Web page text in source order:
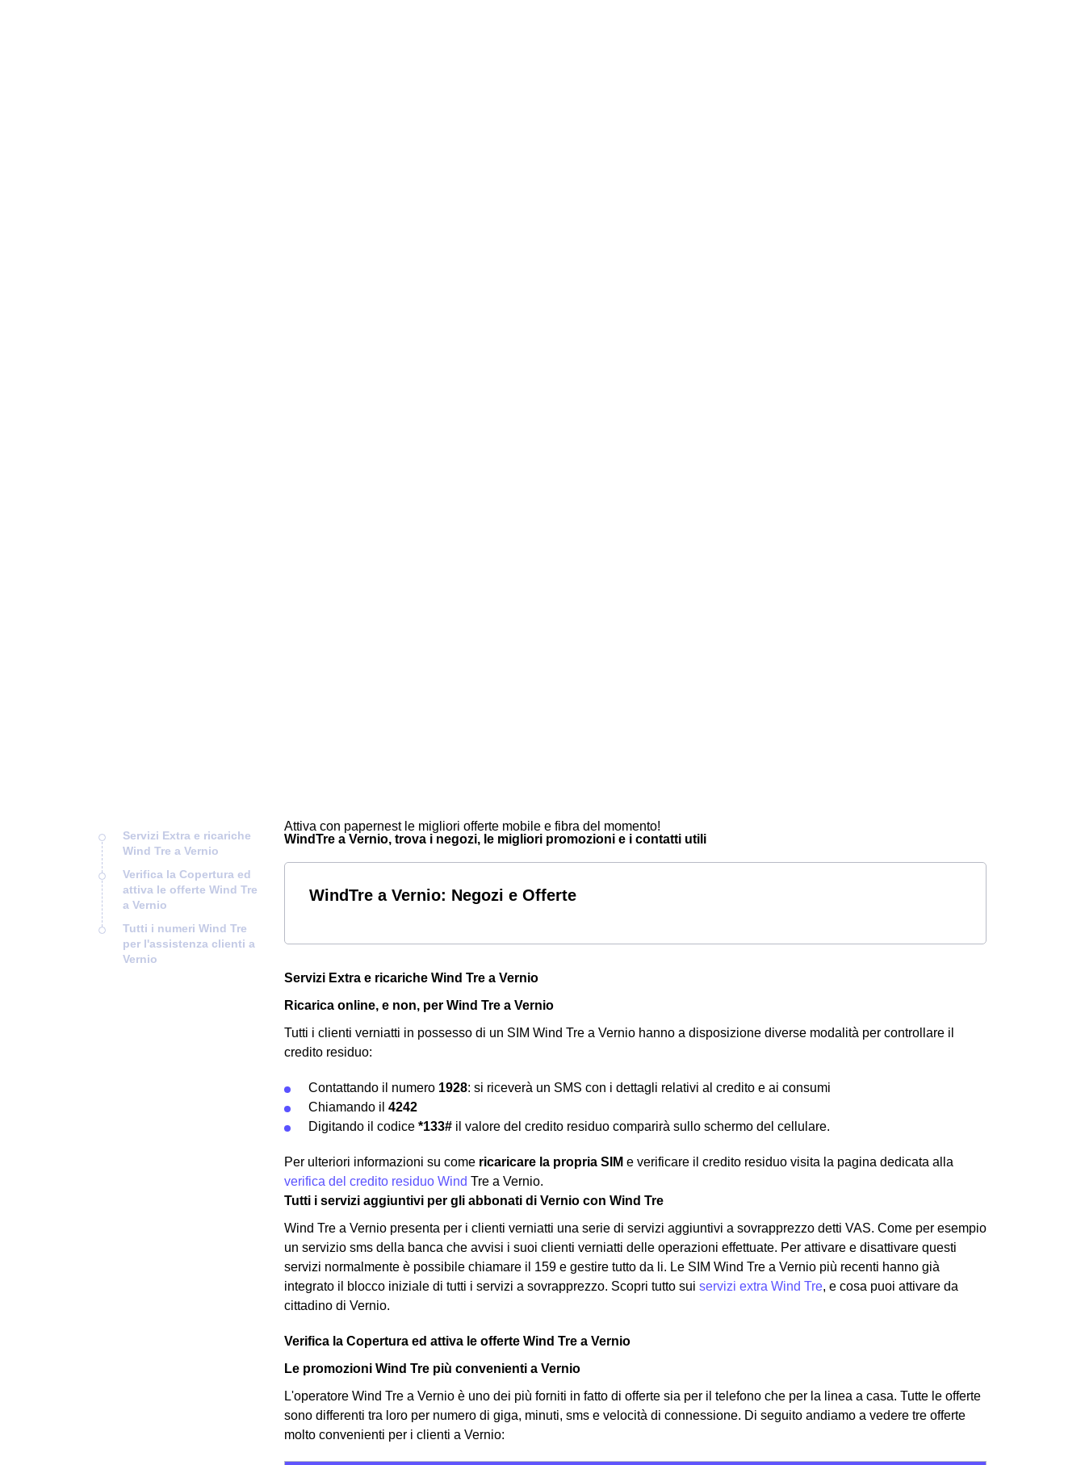
Servizi Extra e ricariche
Wind Tre a Vernio
Verifica la Copertura ed
attiva le offerte Wind Tre
a Vernio
Tutti i numeri Wind Tre
per l'assistenza clienti a
Vernio
Attiva con papernest le migliori offerte mobile e fibra del momento!
WindTre a Vernio, trova i negozi, le migliori promozioni e i contatti utili
WindTre a Vernio: Negozi e Offerte
Servizi Extra e ricariche Wind Tre a Vernio
Ricarica online, e non, per Wind Tre a Vernio
Tutti i clienti verniatti in possesso di un SIM Wind Tre a Vernio hanno a disposizione diverse modalità per controllare il
credito residuo:
Contattando il numero 1928: si riceverà un SMS con i dettagli relativi al credito e ai consumi
Chiamando il 4242
Digitando il codice *133# il valore del credito residuo comparirà sullo schermo del cellulare.
Per ulteriori informazioni su come ricaricare la propria SIM e verificare il credito residuo visita la pagina dedicata alla
verifica del credito residuo Wind Tre a Vernio.
Tutti i servizi aggiuntivi per gli abbonati di Vernio con Wind Tre
Wind Tre a Vernio presenta per i clienti verniatti una serie di servizi aggiuntivi a sovrapprezzo detti VAS. Come per esempio
un servizio sms della banca che avvisi i suoi clienti verniatti delle operazioni effettuate. Per attivare e disattivare questi
servizi normalmente è possibile chiamare il 159 e gestire tutto da li. Le SIM Wind Tre a Vernio più recenti hanno già
integrato il blocco iniziale di tutti i servizi a sovrapprezzo. Scopri tutto sui servizi extra Wind Tre, e cosa puoi attivare da
cittadino di Vernio.
Verifica la Copertura ed attiva le offerte Wind Tre a Vernio
Le promozioni Wind Tre più convenienti a Vernio
L'operatore Wind Tre a Vernio è uno dei più forniti in fatto di offerte sia per il telefono che per la linea a casa. Tutte le offerte
sono differenti tra loro per numero di giga, minuti, sms e velocità di connessione. Di seguito andiamo a vedere tre offerte
molto convenienti per i clienti a Vernio: